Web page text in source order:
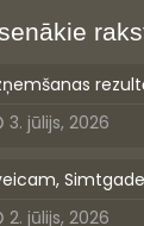
3. jūlijs, 2026
2. jūlijs, 2026